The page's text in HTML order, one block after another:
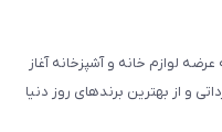
در زمینه عرضه لوازم خانه و آشپزخانه آغاز
و از بهترین برندهای روز دنیا